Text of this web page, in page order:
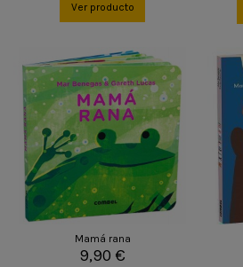
Ver producto
Mamá rana
9,90 €